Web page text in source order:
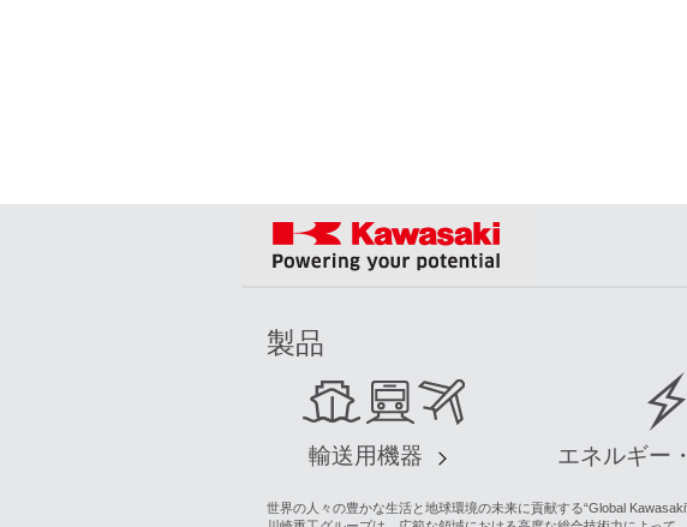
製品
輸送用機器 エネルギー
世界の人々の豊かな生活と地球環境の未来に貢献する“Global